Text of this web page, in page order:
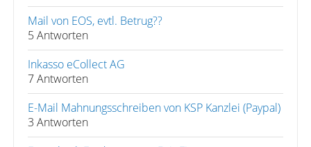
Mail von EOS, evtl. Betrug??
5 Antworten
Inkasso eCollect AG
7 Antworten
E-Mail Mahnungsschreiben von KSP Kanzlei (Paypal)
3 Antworten